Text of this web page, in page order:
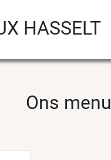
HASSELT
Ons menu